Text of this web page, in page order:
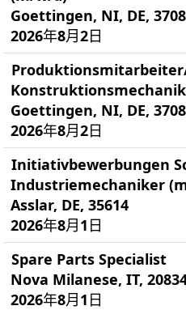
Goettingen, NI, DE,
2026年8月2日
Goettingen, NI, DE,
2026年8月2日
Initiativbewerbungen
Industriemechaniker
Asslar, DE, 35614
2026年8月1日
Spare Parts Specialist
Nova Milanese, IT,
2026年8月1日